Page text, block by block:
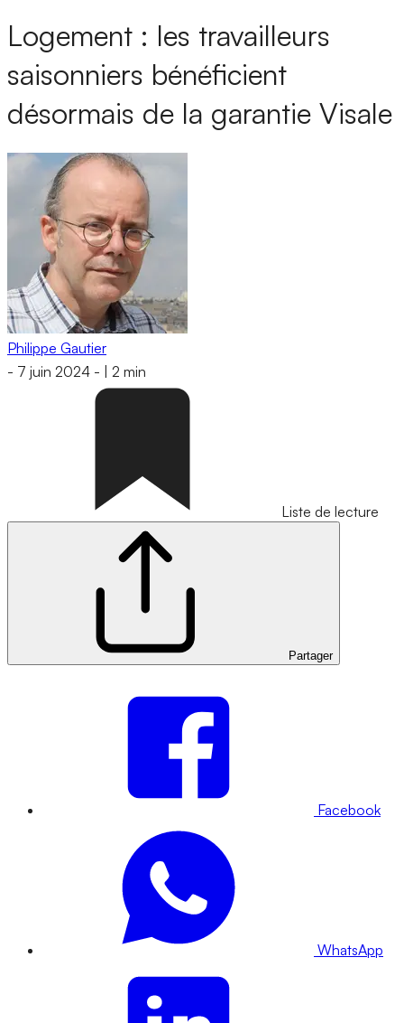
Logement : les travailleurs
saisonniers bénéficient
désormais de la garantie Visale
Philippe Gautier
- 7 juin 2024 - 2 min
Liste de lecture
Partager
Facebook
WhatsApp